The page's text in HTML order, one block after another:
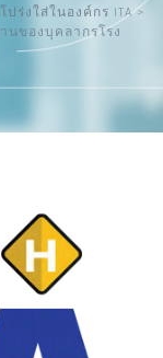
ปร่งใส่ในองค์กร ITA>
นของบุคลากรโรง